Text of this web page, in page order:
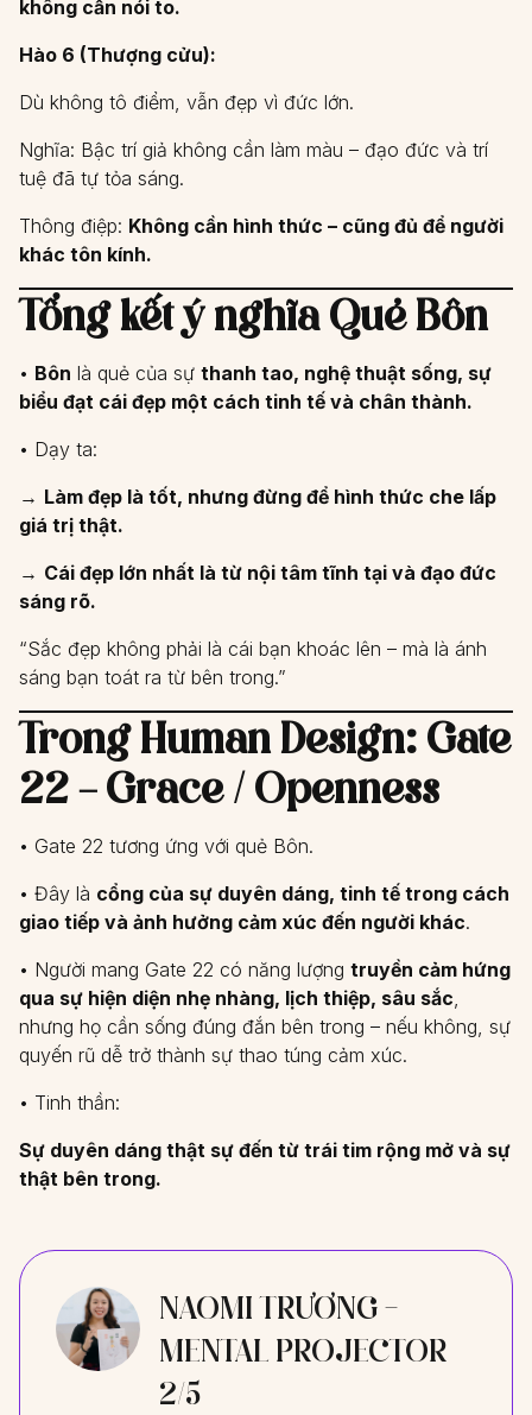
không cần nói to.
Hào 6 (Thượng cửu):
Dù không tô điểm, vẫn đẹp vì đức lớn.
Nghĩa: Bậc trí giả không cần làm màu – đạo đức và trí
tuệ đã tự tỏa sáng.
Thông điệp: Không cần hình thức – cũng đủ để người
khác tôn kính.
Tổng kết ý nghĩa Quẻ Bôn
• Bôn là quẻ của sự thanh tao, nghệ thuật sống, sự
biểu đạt cái đẹp một cách tinh tế và chân thành.
• Dạy ta:
→ Làm đẹp là tốt, nhưng đừng để hình thức che lấp
giá trị thật.
→ Cái đẹp lớn nhất là từ nội tâm tĩnh tại và đạo đức
sáng rõ.
“Sắc đẹp không phải là cái bạn khoác lên – mà là ánh
sáng bạn toát ra từ bên trong.”
Trong Human Design: Gate
22 – Grace / Openness
• Gate 22 tương ứng với quẻ Bôn.
• Đây là cổng của sự duyên dáng, tinh tế trong cách
giao tiếp và ảnh hưởng cảm xúc đến người khác.
• Người mang Gate 22 có năng lượng truyền cảm hứng
qua sự hiện diện nhẹ nhàng, lịch thiệp, sâu sắc,
nhưng họ cần sống đúng đắn bên trong – nếu không, sự
quyến rũ dễ trở thành sự thao túng cảm xúc.
• Tinh thần:
Sự duyên dáng thật sự đến từ trái tim rộng mở và sự
thật bên trong.
NAOMI TRƯƠNG -
MENTAL PROJECTOR
2/5